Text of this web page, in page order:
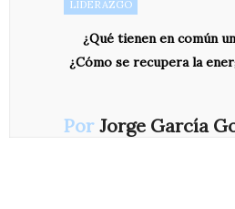
LIDERAZGO
¿Qué tienen en común
¿Cómo se recupera la
Por Jorge García